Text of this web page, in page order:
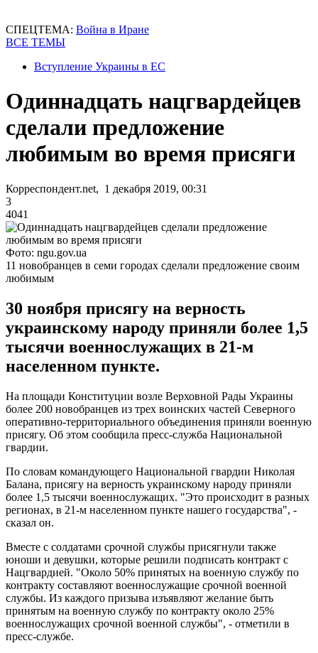
СПЕЦТЕМА: Война в Иране
ВСЕ ТЕМЫ
Вступление Украины в ЕС
Одиннадцать нацгвардейцев
сделали предложение
любимым во время присяги
Корреспондент.net, 1 декабря 2019, 00:31
3
4041
Фото: ngu.gov.ua
11 новобранцев в семи городах сделали предложение своим
любимым
30 ноября присягу на верность
украинскому народу приняли более 1,5
тысячи военнослужащих в 21-м
населенном пункте.
На площади Конституции возле Верховной Рады Украины
более 200 новобранцев из трех воинских частей Северного
оперативно-территориального объединения приняли военную
присягу. Об этом сообщила пресс-служба Национальной
гвардии.
По словам командующего Национальной гвардии Николая
Балана, присягу на верность украинскому народу приняли
более 1,5 тысячи военнослужащих. "Это происходит в разных
регионах, в 21-м населенном пункте нашего государства", -
сказал он.
Вместе с солдатами срочной службы присягнули также
юноши и девушки, которые решили подписать контракт с
Нацгвардией. "Около 50% принятых на военную службу по
контракту составляют военнослужащие срочной военной
службы. Из каждого призыва изъявляют желание быть
принятым на военную службу по контракту около 25%
военнослужащих срочной военной службы", - отметили в
пресс-службе.